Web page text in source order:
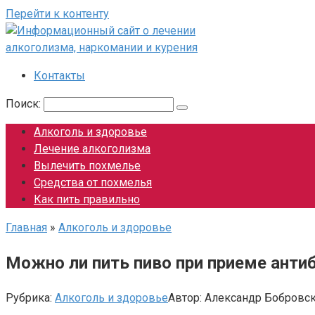
Перейти к контенту
Контакты
Поиск:
Алкоголь и здоровье
Лечение алкоголизма
Вылечить похмелье
Средства от похмелья
Как пить правильно
Главная » Алкоголь и здоровье
Можно ли пить пиво при приеме
Рубрика: Алкоголь и здоровьеАвтор: Александр